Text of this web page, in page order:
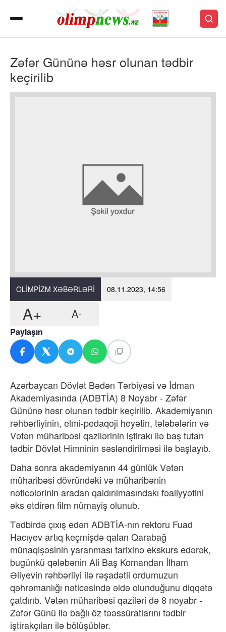
Zəfər Gününə həsr olunan tədbir
keçirilib
OLIMPIZM XƏBƏRLƏRI 08.11.2023, 14:56
A+ A-
Paylaşın
Azərbaycan Dövlət Bədən Tərbiyəsi və İdman
Akademiyasında (ADBTİA) 8 Noyabr - Zəfər
Gününə həsr olunan tədbir keçirilib. Akademiyanın
rəhbərliyinin, elmi-pedaqoji heyətin, tələbələrin və
Vətən müharibəsi qazilərinin iştirakı ilə baş tutan
tədbir Dövlət Himninin səsləndirilməsi ilə başlayıb.
Daha sonra akademiyanın 44 günlük Vətən
müharibəsi dövründəki və müharibənin
nəticələrinin aradan qaldırılmasındakı fəaliyyətini
əks etdirən film nümayiş olunub.
Tədbirdə çıxış edən ADBTİA-nın rektoru Fuad
Hacıyev artıq keçmişdə qalan Qarabağ
münaqişəsinin yaranması tarixinə ekskurs edərək,
bugünkü qələbənin Ali Baş Komandan İlham
Əliyevin rəhbərliyi ilə rəşadətli ordumuzun
qəhrəmanlığı nəticəsində əldə olunduğunu diqqətə
çatdırıb. Vətən müharibəsi qaziləri də 8 noyabr -
Zəfər Günü ilə bağlı öz təəssüratlarını tədbir
iştirakçıları ilə bölüşüblər.